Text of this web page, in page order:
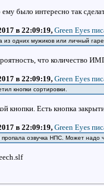
было интересно так
в 22:09:19, Green Eyes
из одних мужиков или личный
что количество
в 22:09:19, Green Eyes
кнопки сортировки.
кнопки. Есть кнопка
в 22:09:19, Green Eyes
пропала озвучка НПС. Может надо